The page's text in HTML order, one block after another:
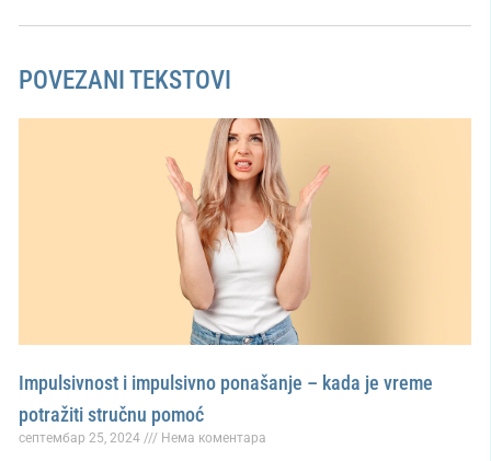
POVEZANI TEKSTOVI
Impulsivnost i impulsivno ponašanje – kada je vreme
potražiti stručnu pomoć
септембар 25, 2024 Нема коментара